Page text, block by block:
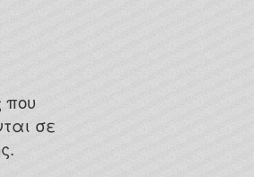
που
σε